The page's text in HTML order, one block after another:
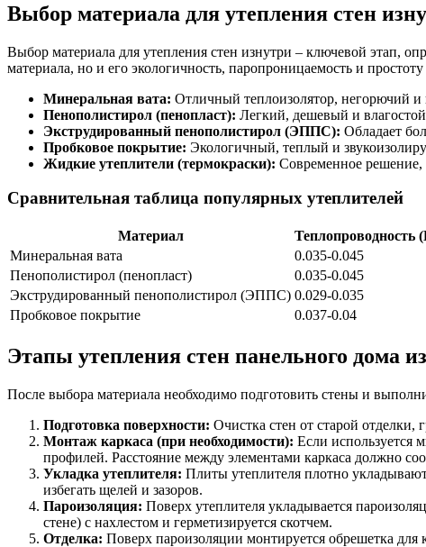
Выбор материала для утепления стен
Выбор материала для утепления стен изнутри – ключевой этап,
материала, но и его экологичность, паропроницаемость и
Минеральная вата: Отличный теплоизолятор, негорючий
Пенополистирол (пенопласт): Легкий, дешевый и
Экструдированный пенополистирол (ЭППС): Обладает
Пробковое покрытие: Экологичный, теплый и
Жидкие утеплители (термокраски): Современное решение,
Сравнительная таблица популярных утеплителей
Материал Теплопроводность
Минеральная вата
0.035-0.045
Пенополистирол (пенопласт)
0.035-0.045
Экструдированный пенополистирол (ЭППС) 0.029-0.035
Пробковое покрытие
0.037-0.04
Этапы утепления стен панельного дома
После выбора материала необходимо подготовить стены и
Подготовка поверхности: Очистка стен от старой
Монтаж каркаса (при необходимости): Если используется
профилей. Расстояние между элементами каркаса должно
Укладка утеплителя: Плиты утеплителя плотно
избегать щелей и зазоров.
Пароизоляция: Поверх утеплителя укладывается
стене) с нахлестом и герметизируется скотчем.
Отделка: Поверх пароизоляции монтируется обрешетка